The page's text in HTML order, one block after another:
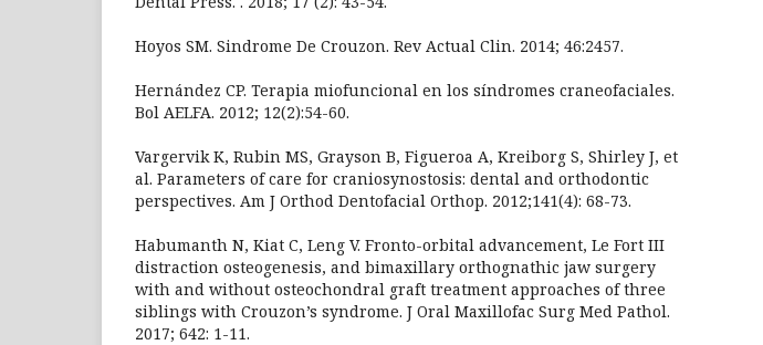
Hoyos SM. Sindrome De Crouzon. Rev Actual Clin. 2014; 46:2457.
Hernández CP. Terapia miofuncional en los síndromes craneofaciales.
Bol AELFA. 2012; 12(2):54-60.
Vargervik K, Rubin MS, Grayson B, Figueroa A, Kreiborg S, Shirley J, et
al. Parameters of care for craniosynostosis: dental and orthodontic
perspectives. Am J Orthod Dentofacial Orthop. 2012;141(4): 68-73.
Habumanth N, Kiat C, Leng V. Fronto-orbital advancement, Le Fort III
distraction osteogenesis, and bimaxillary orthognathic jaw surgery
with and without osteochondral graft treatment approaches of three
siblings with Crouzon’s syndrome. J Oral Maxillofac Surg Med Pathol.
2017; 642: 1-11.